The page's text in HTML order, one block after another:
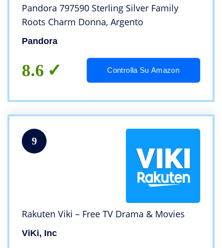
Pandora 797590 Sterling Silver Family
Roots Charm Donna, Argento
Pandora
8.6 Controlla Su Amazon
9
Rakuten Viki – Free TV Drama & Movies
ViKi, Inc